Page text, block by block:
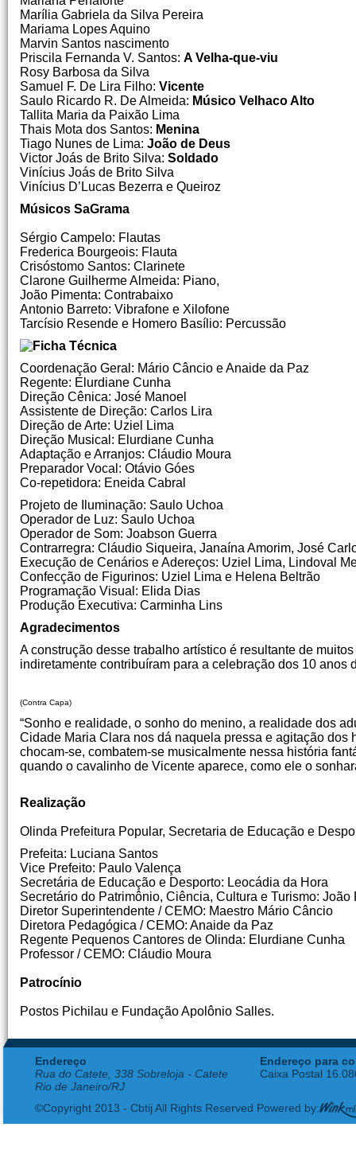
Marília Gabriela da Silva Pereira
Mariama Lopes Aquino
Marvin Santos nascimento
Priscila Fernanda V. Santos: A Velha-que-viu
Rosy Barbosa da Silva
Samuel F. De Lira Filho: Vicente
Saulo Ricardo R. De Almeida: Músico Velhaco Alto
Tallita Maria da Paixão Lima
Thais Mota dos Santos: Menina
Tiago Nunes de Lima: João de Deus
Victor Joás de Brito Silva: Soldado
Vinícius Joás de Brito Silva
Vinícius D’Lucas Bezerra e Queiroz
Músicos SaGrama
Sérgio Campelo: Flautas
Frederica Bourgeois: Flauta
Crisóstomo Santos: Clarinete
Clarone Guilherme Almeida: Piano,
João Pimenta: Contrabaixo
Antonio Barreto: Vibrafone e Xilofone
Tarcísio Resende e Homero Basílio: Percussão
Coordenação Geral: Mário Câncio e Anaide da Paz
Regente: Elurdiane Cunha
Direção Cênica: José Manoel
Assistente de Direção: Carlos Lira
Direção de Arte: Uziel Lima
Direção Musical: Elurdiane Cunha
Adaptação e Arranjos: Cláudio Moura
Preparador Vocal: Otávio Góes
Co-repetidora: Eneida Cabral
Projeto de Iluminação: Saulo Uchoa
Operador de Luz: Saulo Uchoa
Operador de Som: Joabson Guerra
Contrarregra: Cláudio Siqueira, Janaína Amorim, José
Execução de Cenários e Adereços: Uziel Lima, Lindoval
Confecção de Figurinos: Uziel Lima e Helena Beltrão
Programação Visual: Elida Dias
Produção Executiva: Carminha Lins
Agradecimentos
A construção desse trabalho artístico é resultante de
indiretamente contribuíram para a celebração dos 10 anos
(Contra Capa)
“Sonho e realidade, o sonho do menino, a realidade dos
Cidade Maria Clara nos dá naquela pressa e agitação dos
chocam-se, combatem-se musicalmente nessa história
quando o cavalinho de Vicente aparece, como ele o
Realização
Olinda Prefeitura Popular, Secretaria de Educação e
Prefeita: Luciana Santos
Vice Prefeito: Paulo Valença
Secretária de Educação e Desporto: Leocádia da Hora
Secretário do Patrimônio, Ciência, Cultura e Turismo: João
Diretor Superintendente / CEMO: Maestro Mário Câncio
Diretora Pedagógica / CEMO: Anaide da Paz
Regente Pequenos Cantores de Olinda: Elurdiane Cunha
Professor / CEMO: Cláudio Moura
Patrocínio
Postos Pichilau e Fundação Apolônio Salles.
Endereço
Rua do Catete, 338 Sobreloja - Catete
Rio de Janeiro/RJ
Endereço para
Caixa Postal
©Copyright 2013 - Cbtij All Rights Reserved Powered by: